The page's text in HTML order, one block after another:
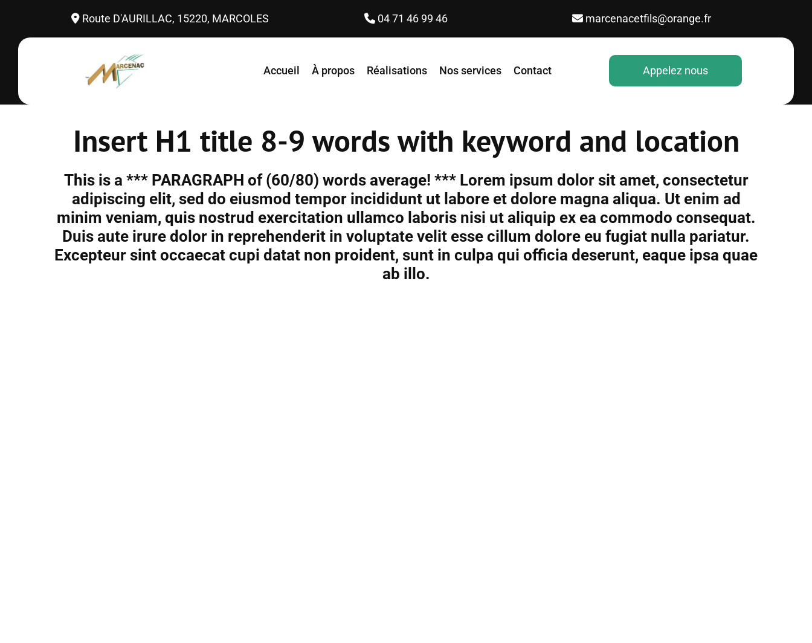
 Route D'AURILLAC, 15220, MARCOLES  04 71 46 99 46  marcenacetfils@orange.fr
Accueil À propos Réalisations Nos services Contact Appelez nous
Insert H1 title 8-9 words with keyword and location
This is a *** PARAGRAPH of (60/80) words average! *** Lorem ipsum dolor sit amet, consectetur
adipiscing elit, sed do eiusmod tempor incididunt ut labore et dolore magna aliqua. Ut enim ad
minim veniam, quis nostrud exercitation ullamco laboris nisi ut aliquip ex ea commodo consequat.
Duis aute irure dolor in reprehenderit in voluptate velit esse cillum dolore eu fugiat nulla pariatur.
Excepteur sint occaecat cupi datat non proident, sunt in culpa qui officia deserunt, eaque ipsa quae
ab illo.